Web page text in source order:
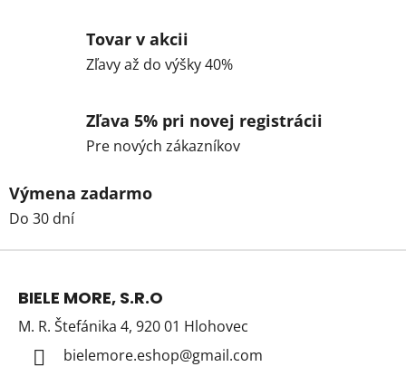
Tovar v akcii
Zľavy až do výšky 40%
Zľava 5% pri novej registrácii
Pre nových zákazníkov
Výmena zadarmo
Do 30 dní
Z
BIELE MORE, S.R.O
M. R. Štefánika 4, 920 01 Hlohovec
bielemore.eshop@gmail.com